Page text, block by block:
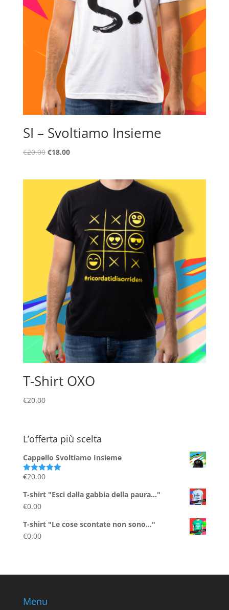
SI – Svoltiamo Insieme
€20.00 €18.00
T-Shirt OXO
€20.00
L’offerta più scelta
Cappello Svoltiamo Insieme
Valutato
€20.00
T-shirt "Esci dalla gabbia della paura..."
€0.00
T-shirt "Le cose scontate non sono..."
€0.00
Menu